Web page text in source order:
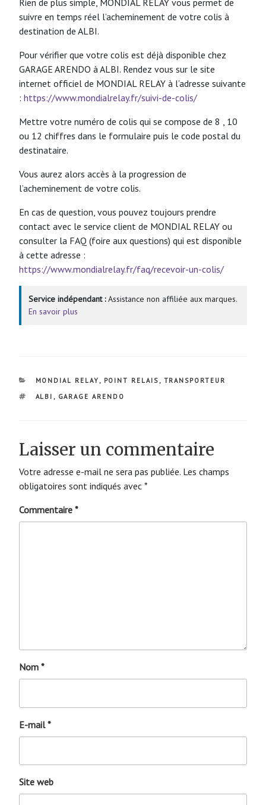
suivre en temps réel l’acheminement de votre colis à
destination de ALBI.
Pour vérifier que votre colis est déjà disponible chez
GARAGE ARENDO à ALBI. Rendez vous sur le site
internet officiel de MONDIAL RELAY à l’adresse suivante
: https://www.mondialrelay.fr/suivi-de-colis/
Mettre votre numéro de colis qui se compose de 8 , 10
ou 12 chiffres dans le formulaire puis le code postal du
destinataire.
Vous aurez alors accès à la progression de
l’acheminement de votre colis.
En cas de question, vous pouvez toujours prendre
contact avec le service client de MONDIAL RELAY ou
consulter la FAQ (foire aux questions) qui est disponible
à cette adresse :
https://www.mondialrelay.fr/faq/recevoir-un-colis/
Service indépendant :Assistance non affiliée aux marques.
En savoir plus
CATÉGORIES
MONDIAL RELAY , POINT RELAIS , TRANSPORTEUR
ÉTIQUETTES
ALBI , GARAGE ARENDO
Laisser un commentaire
Votre adresse e-mail ne sera pas publiée. Les champs
obligatoires sont indiqués avec *
Commentaire *
Nom *
E-mail*
Site web